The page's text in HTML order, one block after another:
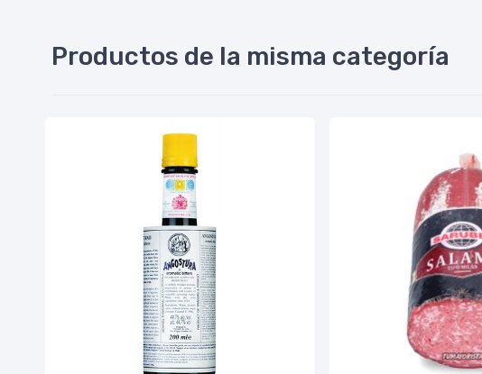
Productos de la misma categoría